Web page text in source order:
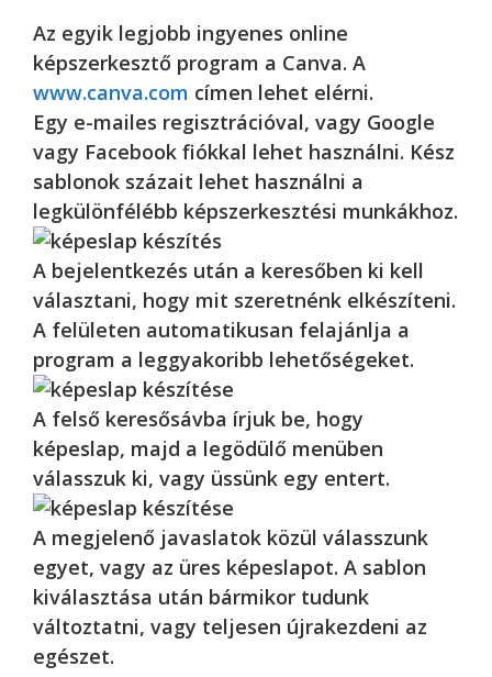
Az egyik legjobb ingyenes online
képszerkesztő program a Canva. A
www.canva.com címen lehet elérni.
Egy e-mailes regisztrációval, vagy Google
vagy Facebook fiókkal lehet használni. Kész
sablonok százait lehet használni a
legkülönfélébb képszerkesztési munkákhoz.
A bejelentkezés után a keresőben ki kell
választani, hogy mit szeretnénk elkészíteni.
A felületen automatikusan felajánlja a
program a leggyakoribb lehetőségeket.
A felső keresősávba írjuk be, hogy
képeslap, majd a legödülő menüben
válasszuk ki, vagy üssünk egy entert.
A megjelenő javaslatok közül válasszunk
egyet, vagy az üres képeslapot. A sablon
kiválasztása után bármikor tudunk
változtatni, vagy teljesen újrakezdeni az
egészet.